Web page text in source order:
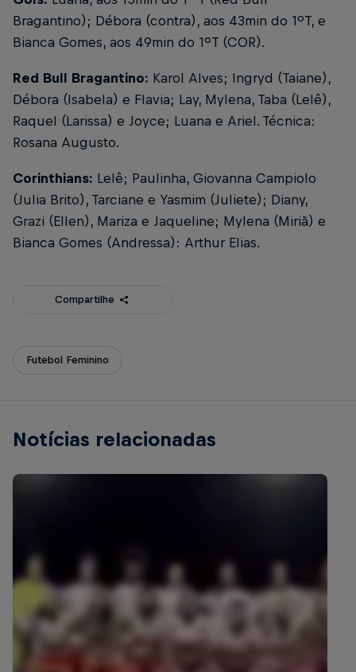
Bragantino); Débora (contra), aos 43min do 1ºT, e
Bianca Gomes, aos 49min do 1ºT (COR).
Red Bull Bragantino: Karol Alves; Ingryd (Taiane),
Débora (Isabela) e Flavia; Lay, Mylena, Taba (Lelê),
Raquel (Larissa) e Joyce; Luana e Ariel. Técnica:
Rosana Augusto.
Corinthians: Lelê; Paulinha, Giovanna Campiolo
(Julia Brito), Tarciane e Yasmim (Juliete); Diany,
Grazi (Ellen), Mariza e Jaqueline; Mylena (Miriã) e
Bianca Gomes (Andressa): Arthur Elias.
Compartilhe
Futebol Feminino
Notícias relacionadas